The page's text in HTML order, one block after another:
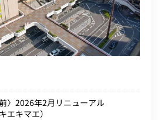
〉2026年2月リニューアル
エキマエ）